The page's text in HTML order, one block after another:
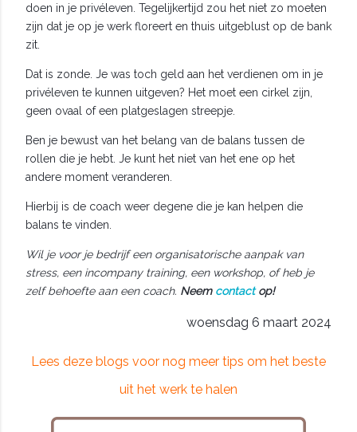
doen in je privéleven. Tegelijkertijd zou het niet zo moeten
zijn dat je op je werk floreert en thuis uitgeblust op de bank
zit.
Dat is zonde. Je was toch geld aan het verdienen om in je
privéleven te kunnen uitgeven? Het moet een cirkel zijn,
geen ovaal of een platgeslagen streepje.
Ben je bewust van het belang van de balans tussen de
rollen die je hebt. Je kunt het niet van het ene op het
andere moment veranderen.
Hierbij is de coach weer degene die je kan helpen die
balans te vinden.
Wil je voor je bedrijf een organisatorische aanpak van
stress, een incompany training, een workshop, of heb je
zelf behoefte aan een coach. Neem contact op!
woensdag 6 maart 2024
Lees deze blogs voor nog meer tips om het beste
uit het werk te halen